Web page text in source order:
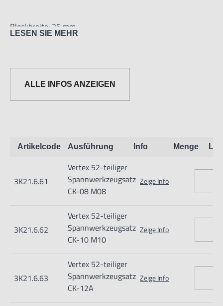
Blockbreite: 25 mm
4 Verlängerungsmuttern,
Satz in Kunststofgehäuse, CK-18 und CK-20 auf Holzplatte.
Nur für technisch versierte und mit dem Produkt vertraute
LESEN SIE MEHR
ALLE INFOS ANZEIGEN
Artikelcode Ausführung Info Menge
3K21.6.61
Vertex 52-teiliger
Spannwerkzeugsatz
CK-08 M08
Zeige Info
3K21.6.62
Vertex 52-teiliger
Spannwerkzeugsatz
CK-10 M10
Zeige Info
3K21.6.63
Vertex 52-teiliger
Spannwerkzeugsatz
CK-12A
Zeige Info